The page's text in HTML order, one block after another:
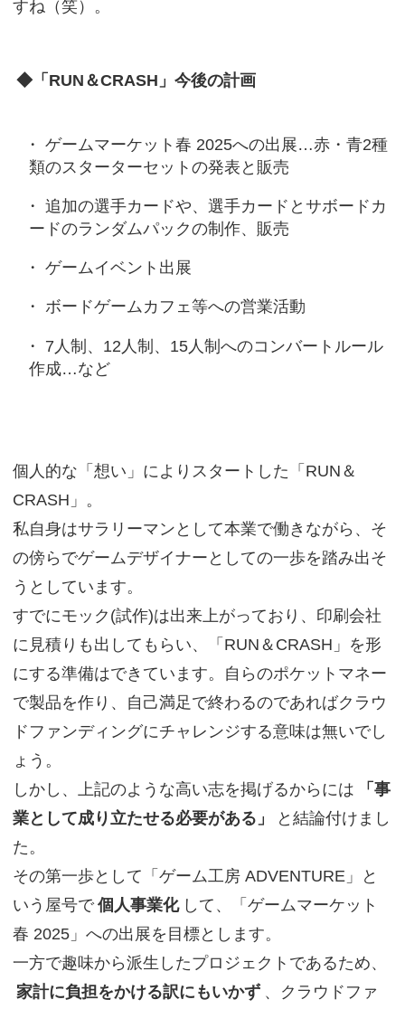
すね（笑）。
◆「RUN＆CRASH」今後の計画
ゲームマーケット春 2025への出展…赤・青2種
類のスターターセットの発表と販売
追加の選手カードや、選手カードとサボードカ
ードのランダムパックの制作、販売
ゲームイベント出展
ボードゲームカフェ等への営業活動
7人制、12人制、15人制へのコンバートルール
作成…など
個人的な「想い」によりスタートした「RUN＆
CRASH」。
私自身はサラリーマンとして本業で働きながら、そ
の傍らでゲームデザイナーとしての一歩を踏み出そ
うとしています。
すでにモック(試作)は出来上がっており、印刷会社
に見積りも出してもらい、「RUN＆CRASH」を形
にする準備はできています。自らのポケットマネー
で製品を作り、自己満足で終わるのであればクラウ
ドファンディングにチャレンジする意味は無いでし
ょう。
しかし、上記のような高い志を掲げるからには
「事
業として成り立たせる必要がある」
と結論付けまし
た。
その第一歩として「ゲーム工房 ADVENTURE」と
いう屋号で 個人事業化 して、「ゲームマーケット
春 2025」への出展を目標とします。
一方で趣味から派生したプロジェクトであるため、
家計に負担をかける訳にもいかず 、クラウドファ